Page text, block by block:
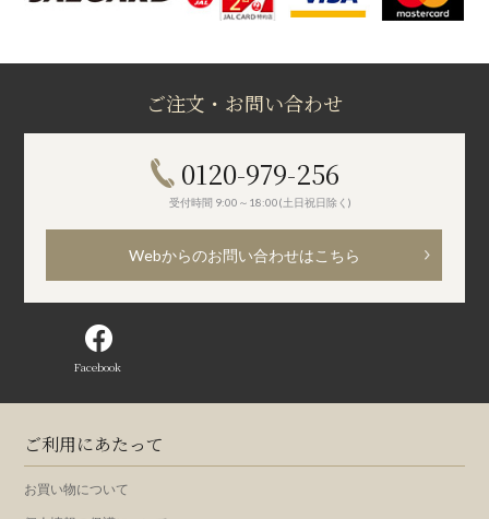
ご注文・お問い合わせ
0120-979-256
受付時間 9:00～18:00(土日祝日除く)
Webからのお問い合わせはこちら
Facebook
ご利用にあたって
お買い物について